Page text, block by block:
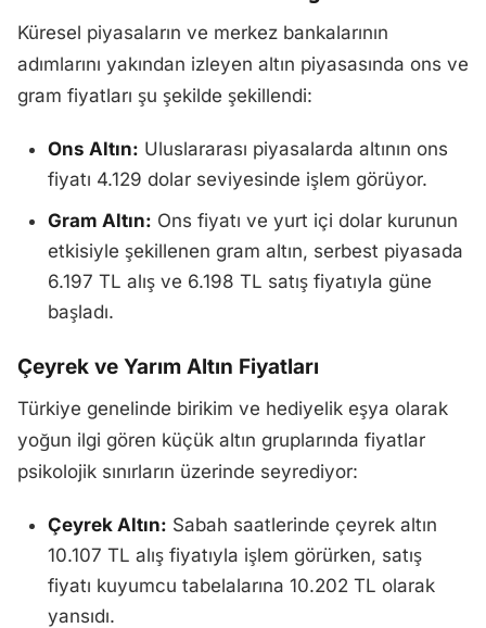
Küresel piyasaların ve merkez bankalarının
adımlarını yakından izleyen altın piyasasında ons ve
gram fiyatları şu şekilde şekillendi:
Ons Altın: Uluslararası piyasalarda altının ons
fiyatı 4.129 dolar seviyesinde işlem görüyor.
Gram Altın: Ons fiyatı ve yurt içi dolar kurunun
etkisiyle şekillenen gram altın, serbest piyasada
6.197 TL alış ve 6.198 TL satış fiyatıyla güne
başladı.
Çeyrek ve Yarım Altın Fiyatları
Türkiye genelinde birikim ve hediyelik eşya olarak
yoğun ilgi gören küçük altın gruplarında fiyatlar
psikolojik sınırların üzerinde seyrediyor:
Çeyrek Altın: Sabah saatlerinde çeyrek altın
10.107 TL alış fiyatıyla işlem görürken, satış
fiyatı kuyumcu tabelalarına 10.202 TL olarak
yansıdı.